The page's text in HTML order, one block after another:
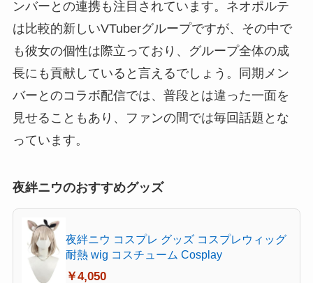
ンバーとの連携も注目されています。ネオポルテ
は比較的新しいVTuberグループですが、その中で
も彼女の個性は際立っており、グループ全体の成
長にも貢献していると言えるでしょう。同期メン
バーとのコラボ配信では、普段とは違った一面を
見せることもあり、ファンの間では毎回話題とな
っています。
夜絆ニウのおすすめグッズ
夜絆ニウ コスプレ グッズ コスプレウィッグ
耐熱 wig コスチューム Cosplay
￥4,050